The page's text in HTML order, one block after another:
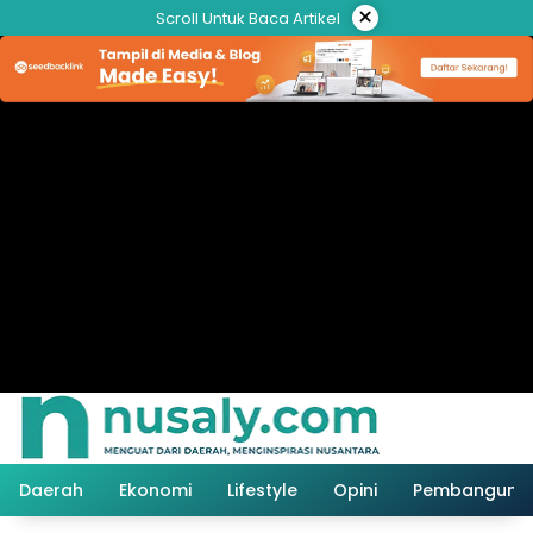
ke
konten
Scroll Untuk Baca Artikel ×
Daerah Ekonomi Lifestyle Opini